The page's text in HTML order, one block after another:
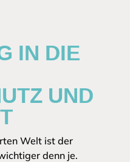
IN DIE
UND
Welt ist der
denn je.